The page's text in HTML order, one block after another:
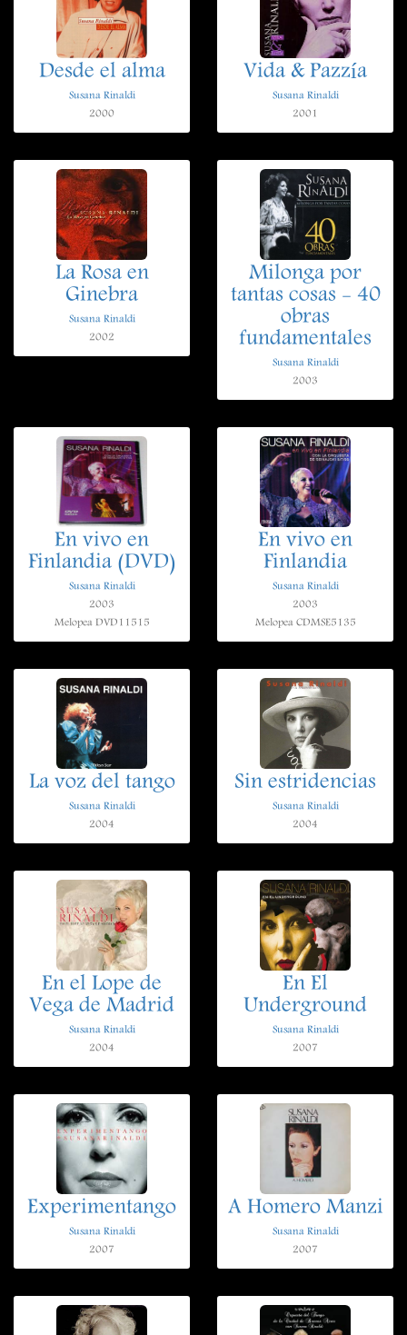
Desde el alma
Susana Rinaldi
2000
Vida & Pazzía
Susana Rinaldi
2001
La Rosa en
Ginebra
Susana Rinaldi
2002
Milonga por
tantas cosas - 40
obras
fundamentales
Susana Rinaldi
2003
En vivo en
Finlandia (DVD)
Susana Rinaldi
2003
Melopea DVD11515
En vivo en
Finlandia
Susana Rinaldi
2003
Melopea CDMSE5135
La voz del tango
Susana Rinaldi
2004
Sin estridencias
Susana Rinaldi
2004
En el Lope de
Vega de Madrid
Susana Rinaldi
2004
En El
Underground
Susana Rinaldi
2007
Experimentango
Susana Rinaldi
2007
A Homero Manzi
Susana Rinaldi
2007